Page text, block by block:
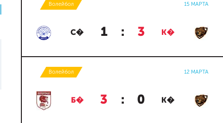
Волейбол 15 МАРТА
С� 1 : 3 К�
Волейбол 12 МАРТА
Б� 3 : 0 К�